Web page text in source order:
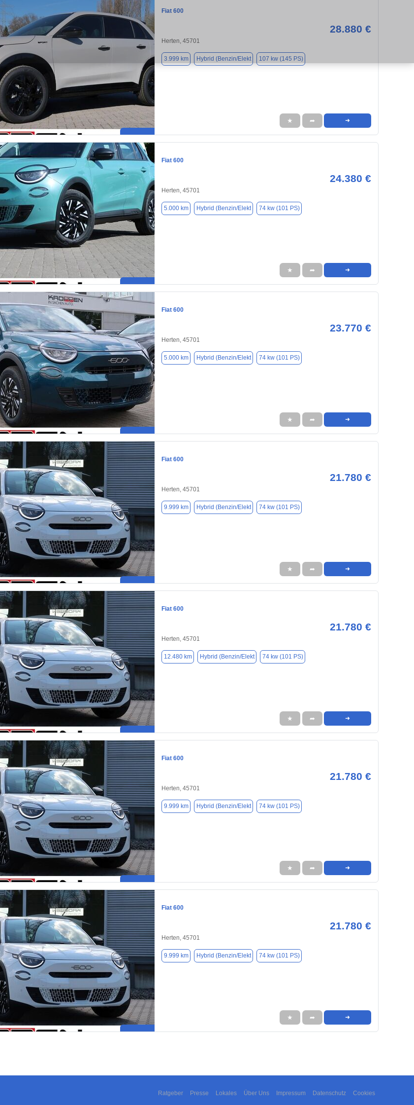
Fiat 600
28.880 €
Herten, 45701
3.999 km Hybrid (Benzin/Elekt 107 kw (145 PS)
★ ➦ ➜
Fiat 600
24.380 €
Herten, 45701
5.000 km Hybrid (Benzin/Elekt 74 kw (101 PS)
★ ➦ ➜
Fiat 600
23.770 €
Herten, 45701
5.000 km Hybrid (Benzin/Elekt 74 kw (101 PS)
★ ➦ ➜
Fiat 600
21.780 €
Herten, 45701
9.999 km Hybrid (Benzin/Elekt 74 kw (101 PS)
★ ➦ ➜
Fiat 600
21.780 €
Herten, 45701
12.480 km Hybrid (Benzin/Elekt 74 kw (101 PS)
★ ➦ ➜
Fiat 600
21.780 €
Herten, 45701
9.999 km Hybrid (Benzin/Elekt 74 kw (101 PS)
★ ➦ ➜
Fiat 600
21.780 €
Herten, 45701
9.999 km Hybrid (Benzin/Elekt 74 kw (101 PS)
★ ➦ ➜
Ratgeber Presse Lokales Über Uns Impressum Datenschutz Cookies